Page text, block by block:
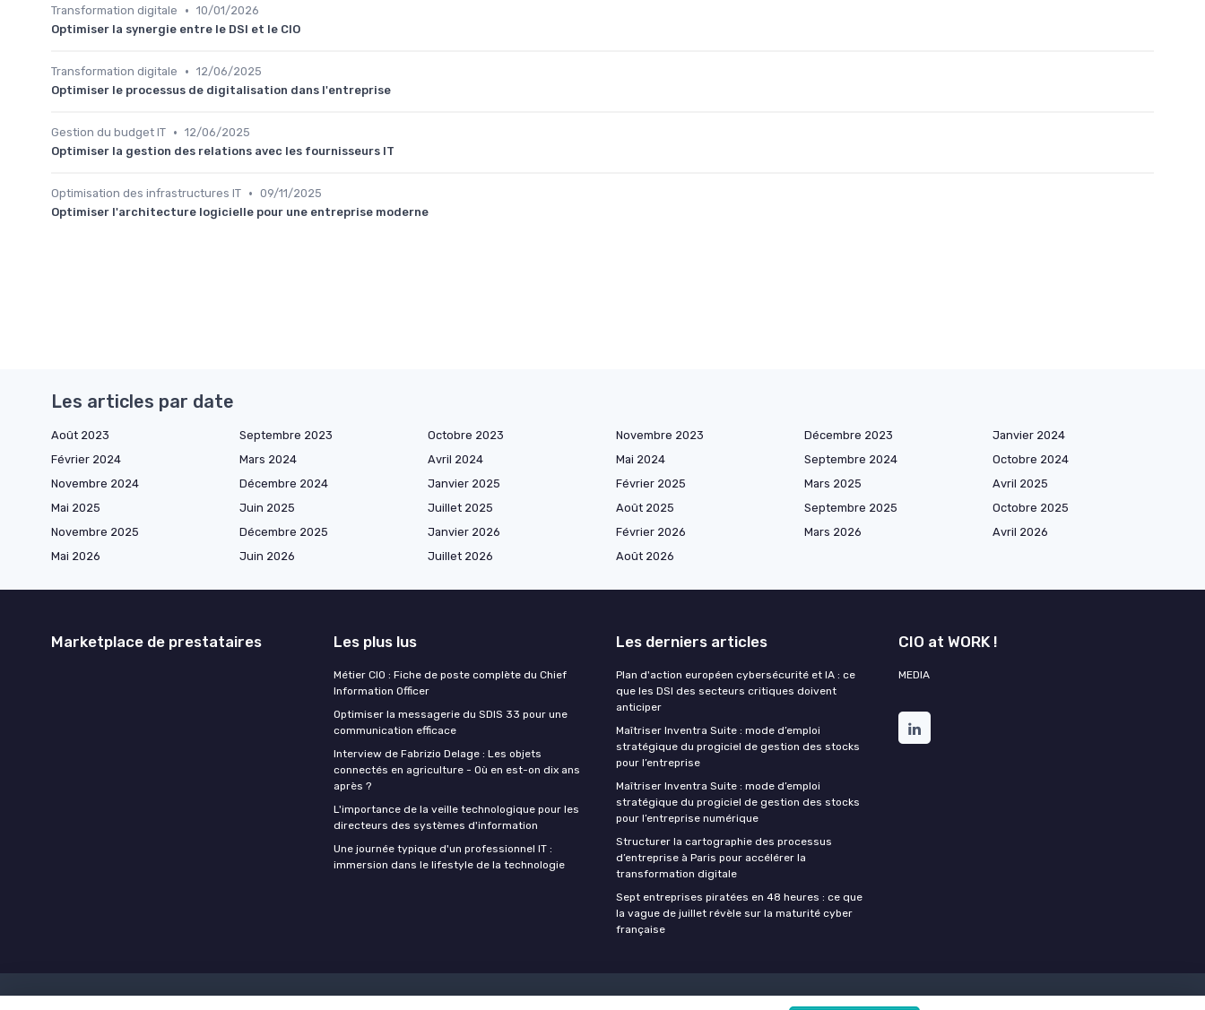
Transformation digitale • 10/01/2026
Optimiser la synergie entre le DSI et le CIO
Transformation digitale • 12/06/2025
Optimiser le processus de digitalisation dans l'entreprise
Gestion du budget IT • 12/06/2025
Optimiser la gestion des relations avec les fournisseurs IT
Optimisation des infrastructures IT • 09/11/2025
Optimiser l'architecture logicielle pour une entreprise moderne
Les articles par date
Août 2023 Septembre 2023 Octobre 2023 Novembre 2023 Décembre 2023
Janvier 2024
Février 2024
Mars 2024 Avril 2024 Mai 2024 Septembre 2024
Octobre 2024
Novembre 2024
Décembre 2024 Janvier 2025 Février 2025 Mars 2025
Avril 2025
Mai 2025
Juin 2025 Juillet 2025 Août 2025 Septembre 2025
Octobre 2025
Novembre 2025
Décembre 2025 Janvier 2026 Février 2026 Mars 2026
Avril 2026
Mai 2026
Juin 2026 Juillet 2026 Août 2026
Marketplace de prestataires Les plus lus
Métier CIO : Fiche de poste complète du Chief
Information Officer
Optimiser la messagerie du SDIS 33 pour une
communication efficace
Interview de Fabrizio Delage : Les objets
connectés en agriculture - Où en est-on dix ans
après ?
L'importance de la veille technologique pour les
directeurs des systèmes d'information
Une journée typique d'un professionnel IT :
immersion dans le lifestyle de la technologie
Les derniers articles
Plan d'action européen cybersécurité et IA : ce
que les DSI des secteurs critiques doivent
anticiper
Maîtriser Inventra Suite : mode d’emploi
stratégique du progiciel de gestion des stocks
pour l’entreprise
Maîtriser Inventra Suite : mode d’emploi
stratégique du progiciel de gestion des stocks
pour l’entreprise numérique
Structurer la cartographie des processus
d’entreprise à Paris pour accélérer la
transformation digitale
Sept entreprises piratées en 48 heures : ce que
la vague de juillet révèle sur la maturité cyber
française
CIO at WORK !
MEDIA